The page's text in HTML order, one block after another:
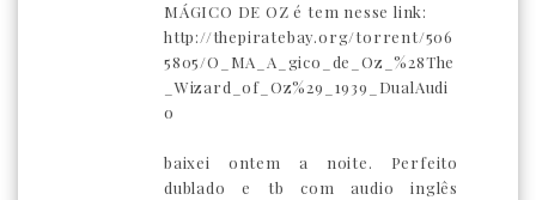
MÁGICO DE OZ é tem nesse link:
http://thepiratebay.org/torrent/506
5805/O_MA_A_gico_de_Oz_%28The
_Wizard_of_Oz%29_1939_DualAudi
o
baixei ontem a noite. Perfeito
dublado e tb com audio inglês